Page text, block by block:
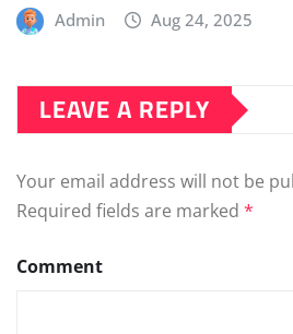
Admin Aug 24, 2025
LEAVE A REPLY
Your email address will not be
Required fields are marked *
Comment